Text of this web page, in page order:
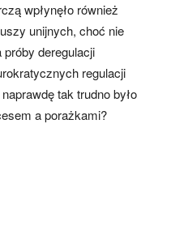
wpłynęło również
unijnych, choć nie
próby deregulacji
regulacji
tak trudno było
a porażkami?